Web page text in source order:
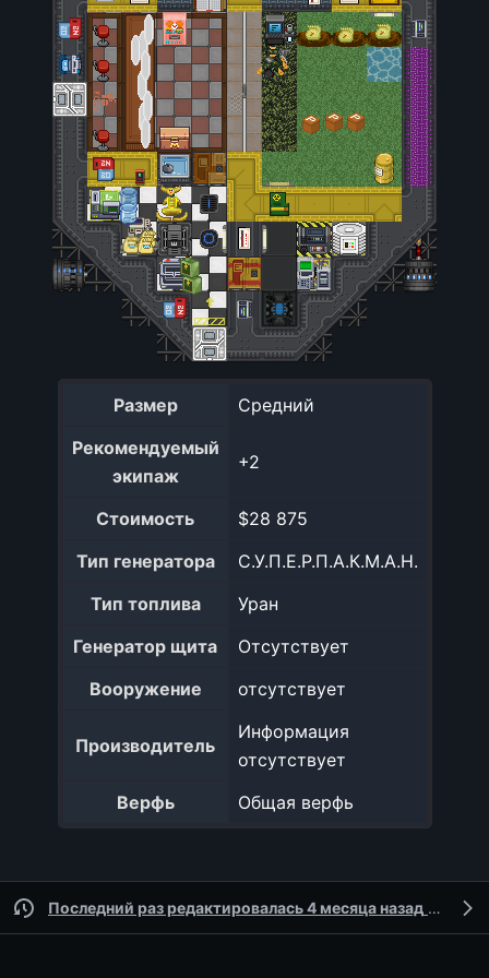
Размер
Средний
Рекомендуемый
экипаж
+2
Стоимость
$28 875
Тип генератора
С.У.П.Е.Р.П.А.К.М.А.Н.
Тип топлива
Уран
Генератор щита
Отсутствует
Вооружение
отсутствует
Производитель
Информация
отсутствует
Верфь
Общая верфь
Последний раз редактировалась 4 месяца назад